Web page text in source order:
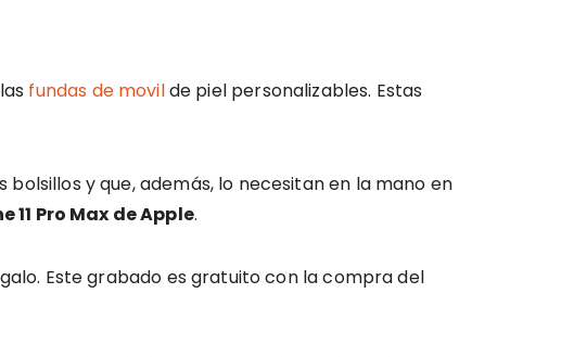
fundas de movilde piel personalizables. Estas
y que, además, lo necesitan en la mano en
11 Pro Max de Apple.
Este grabado es gratuito con la compra del